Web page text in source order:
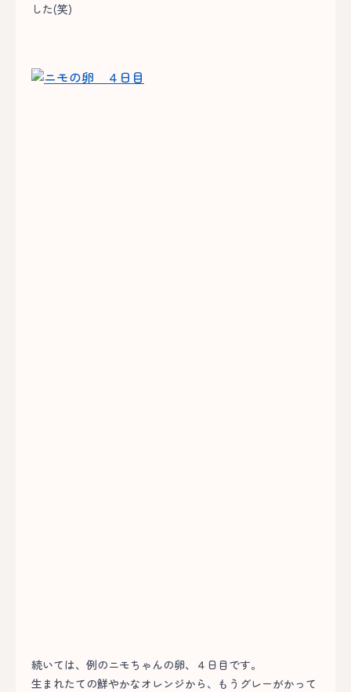
した(笑)
続いては、例のニモちゃんの卵、４日目です。
生まれたての鮮やかなオレンジから、もうグレーがかって